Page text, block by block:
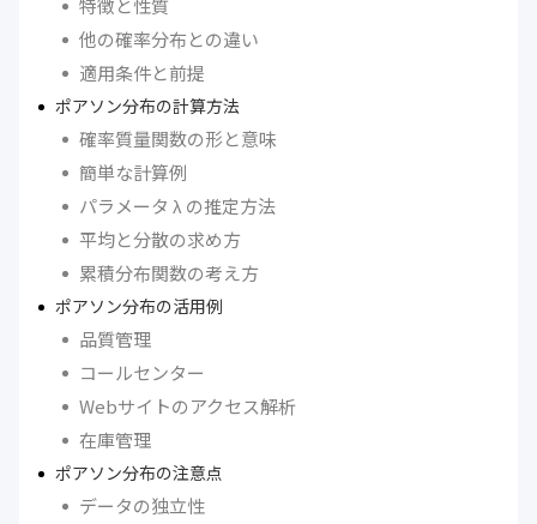
特徴と性質
他の確率分布との違い
適用条件と前提
ポアソン分布の計算方法
確率質量関数の形と意味
簡単な計算例
パラメータ λ の推定方法
平均と分散の求め方
累積分布関数の考え方
ポアソン分布の活用例
品質管理
コールセンター
Webサイトのアクセス解析
在庫管理
ポアソン分布の注意点
データの独立性